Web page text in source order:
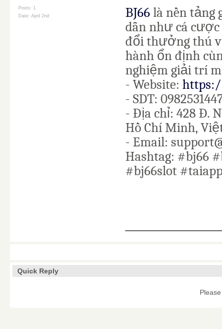
Posts: 1
Date: April 2nd BJ66 là nền tảng
dẫn như cá cược
đổi thưởng thú
hành ổn định
nghiệm giải trí
- Website:
- SDT:
- Địa chỉ: 428 Đ.
Hồ Chí Minh,
- Email:
Hashtag: #bj66
#bj66slot
Quick Reply